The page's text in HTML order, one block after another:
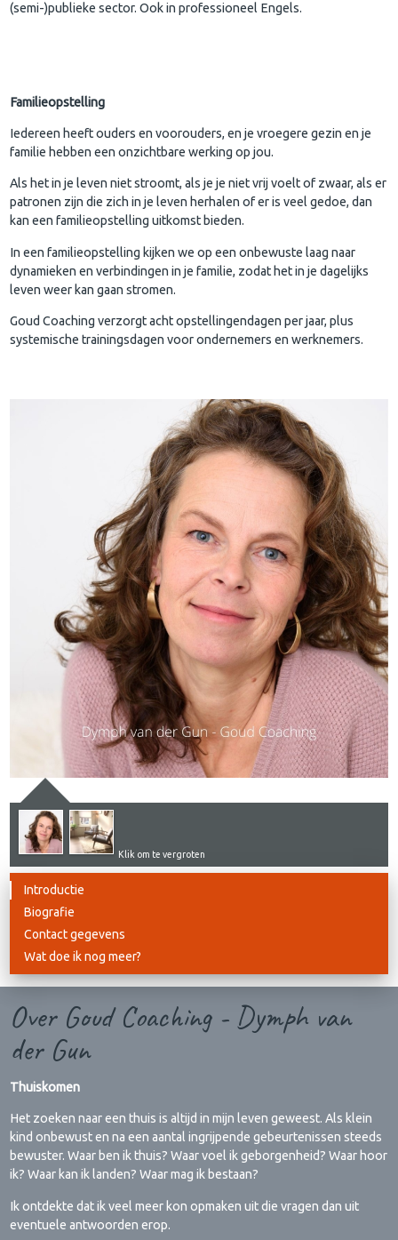
(semi-)publieke sector. Ook in professioneel Engels.
Familieopstelling
Iedereen heeft ouders en voorouders, en je vroegere gezin en je
familie hebben een onzichtbare werking op jou.
Als het in je leven niet stroomt, als je je niet vrij voelt of zwaar, als er
patronen zijn die zich in je leven herhalen of er is veel gedoe, dan
kan een familieopstelling uitkomst bieden.
In een familieopstelling kijken we op een onbewuste laag naar
dynamieken en verbindingen in je familie, zodat het in je dagelijks
leven weer kan gaan stromen.
Goud Coaching verzorgt acht opstellingendagen per jaar, plus
systemische trainingsdagen voor ondernemers en werknemers.
Klik om te vergroten
Introductie
Biografie
Contact gegevens
Wat doe ik nog meer?
Over Goud Coaching - Dymph van
der Gun
Thuiskomen
Het zoeken naar een thuis is altijd in mijn leven geweest. Als klein
kind onbewust en na een aantal ingrijpende gebeurtenissen steeds
bewuster. Waar ben ik thuis? Waar voel ik geborgenheid? Waar hoor
ik? Waar kan ik landen? Waar mag ik bestaan?
Ik ontdekte dat ik veel meer kon opmaken uit die vragen dan uit
eventuele antwoorden erop.